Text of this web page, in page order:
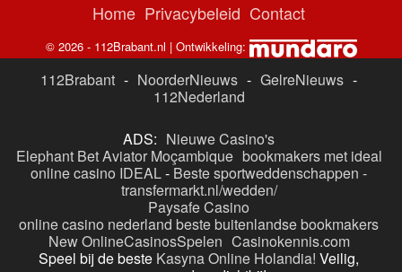
Home Privacybeleid Contact
© 2026 - 112Brabant.nl | Ontwikkeling:
112Brabant - NoorderNieuws - GelreNieuws -
112Nederland
ADS: Nieuwe Casino's
Elephant Bet Aviator Moçambique bookmakers met ideal
online casino IDEAL- Beste sportweddenschappen -
transfermarkt.nl/wedden/
Paysafe Casino
online casino nederland beste buitenlandse bookmakers
New OnlineCasinosSpelen Casinokennis.com
Speel bij de beste Kasyna Online Holandia! Veilig,